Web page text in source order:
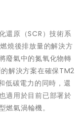
還原（SCR）技術系
燒後排放量的解決方
廢氣中的氮氧化物轉
解決方案在確保TM2
低碳電力的同時，還
適用於目前已部署於
燃氣渦輪機。